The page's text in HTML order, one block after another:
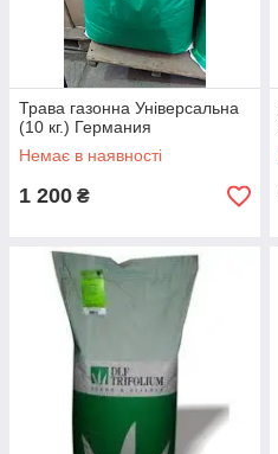
Трава газонна Універсальна
(10 кг.) Германия
Немає в наявності
1 200 ₴